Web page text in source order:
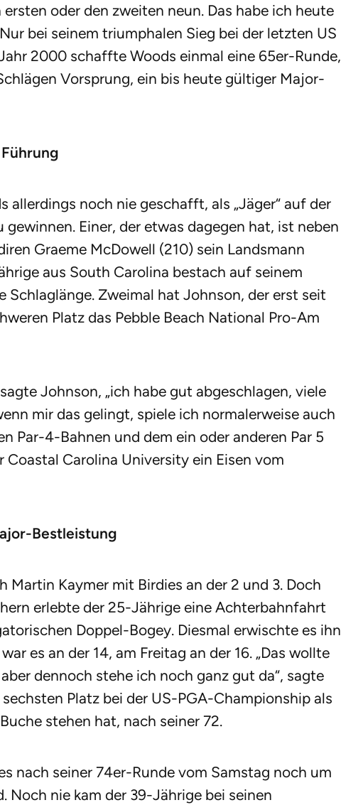
oder den zweiten neun. Das habe ich heute
bei seinem triumphalen Sieg bei der letzten US
2000 schaffte Woods einmal eine 65er-Runde,
Vorsprung, ein bis heute gültiger Major-
allerdings noch nie geschafft, als „Jäger“ auf der
gewinnen. Einer, der etwas dagegen hat, ist neben
Graeme McDowell (210) sein Landsmann
aus South Carolina bestach auf seinem
Schlaglänge. Zweimal hat Johnson, der erst seit
Platz das Pebble Beach National Pro-Am
Johnson, „ich habe gut abgeschlagen, viele
mir das gelingt, spiele ich normalerweise auch
Par-4-Bahnen und dem ein oder anderen Par 5
Carolina University ein Eisen vom
Bestleistung
Martin Kaymer mit Birdies an der 2 und 3. Doch
erlebte der 25-Jährige eine Achterbahnfahrt
Doppel-Bogey. Diesmal erwischte es ihn
es an der 14, am Freitag an der 16. „Das wollte
dennoch stehe ich noch ganz gut da“, sagte
Platz bei der US-PGA-Championship als
stehen hat, nach seiner 72.
nach seiner 74er-Runde vom Samstag noch um
Noch nie kam der 39-Jährige bei seinen